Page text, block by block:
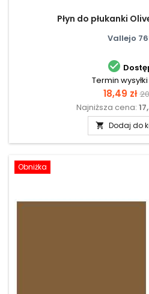
Płyn do płukanki
Vallejo

Termin wysyłki
Cena
18,49 zł
Najniższa cena:
 Dodaj do
Obniżka